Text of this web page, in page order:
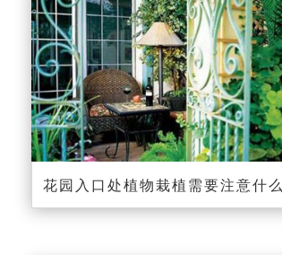
花园入口处植物栽植需要注意什